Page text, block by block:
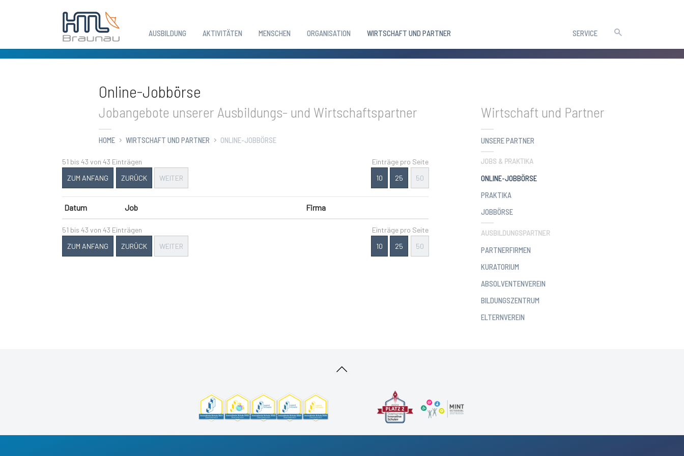
AUSBILDUNG AKTIVITÄTEN MENSCHEN ORGANISATION WIRTSCHAFT UND PARTNER SERVICE
Online-Jobbörse
Jobangebote unserer Ausbildungs- und Wirtschaftspartner
HOME WIRTSCHAFT UND PARTNER ONLINE-JOBBÖRSE
51 bis 43 von 43 Einträgen
ZUM ANFANG
ZURÜCK WEITER
Einträge pro Seite
10
25 50
Datum Job Firma
51 bis 43 von 43 Einträgen
ZUM ANFANG
ZURÜCK WEITER
Einträge pro Seite
10
25 50
Wirtschaft und Partner
UNSERE PARTNER
JOBS & PRAKTIKA
ONLINE-JOBBÖRSE(CURRENT)
PRAKTIKA
JOBBÖRSE
AUSBILDUNGSPARTNER
PARTNERFIRMEN
KURATORIUM
ABSOLVENTENVEREIN
BILDUNGSZENTRUM
ELTERNVEREIN